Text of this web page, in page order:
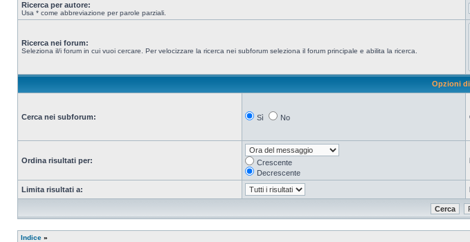
Ricerca per autore:
Usa * come abbreviazione per parole parziali.
Ricerca nei forum:
Seleziona il/i forum in cui vuoi cercare. Per velocizzare la ricerca nei subforum seleziona il forum principale e abilita la ricerca.
Opzioni
Cerca nei subforum: Sì No
Ordina risultati per:
Crescente
Decrescente
Limita risultati a:
Indice »